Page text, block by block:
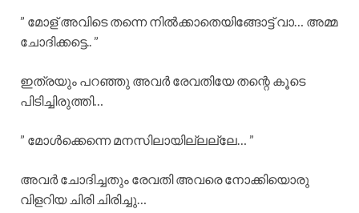
” മോള് അവിടെ തന്നെ നിൽക്കാതെയിങ്ങോട്ട് വാ… അമ്മ
ചോദിക്കട്ടെ.. ”
ഇത്രയും പറഞ്ഞു അവർ രേവതിയേ തന്റെ കൂടെ
പിടിച്ചിരുത്തി…
” മോൾക്കെന്നെ മനസിലായില്ലല്ലേ… ”
അവർ ചോദിച്ചതും രേവതി അവരെ നോക്കിയൊരു
വിളറിയ ചിരി ചിരിച്ചു…